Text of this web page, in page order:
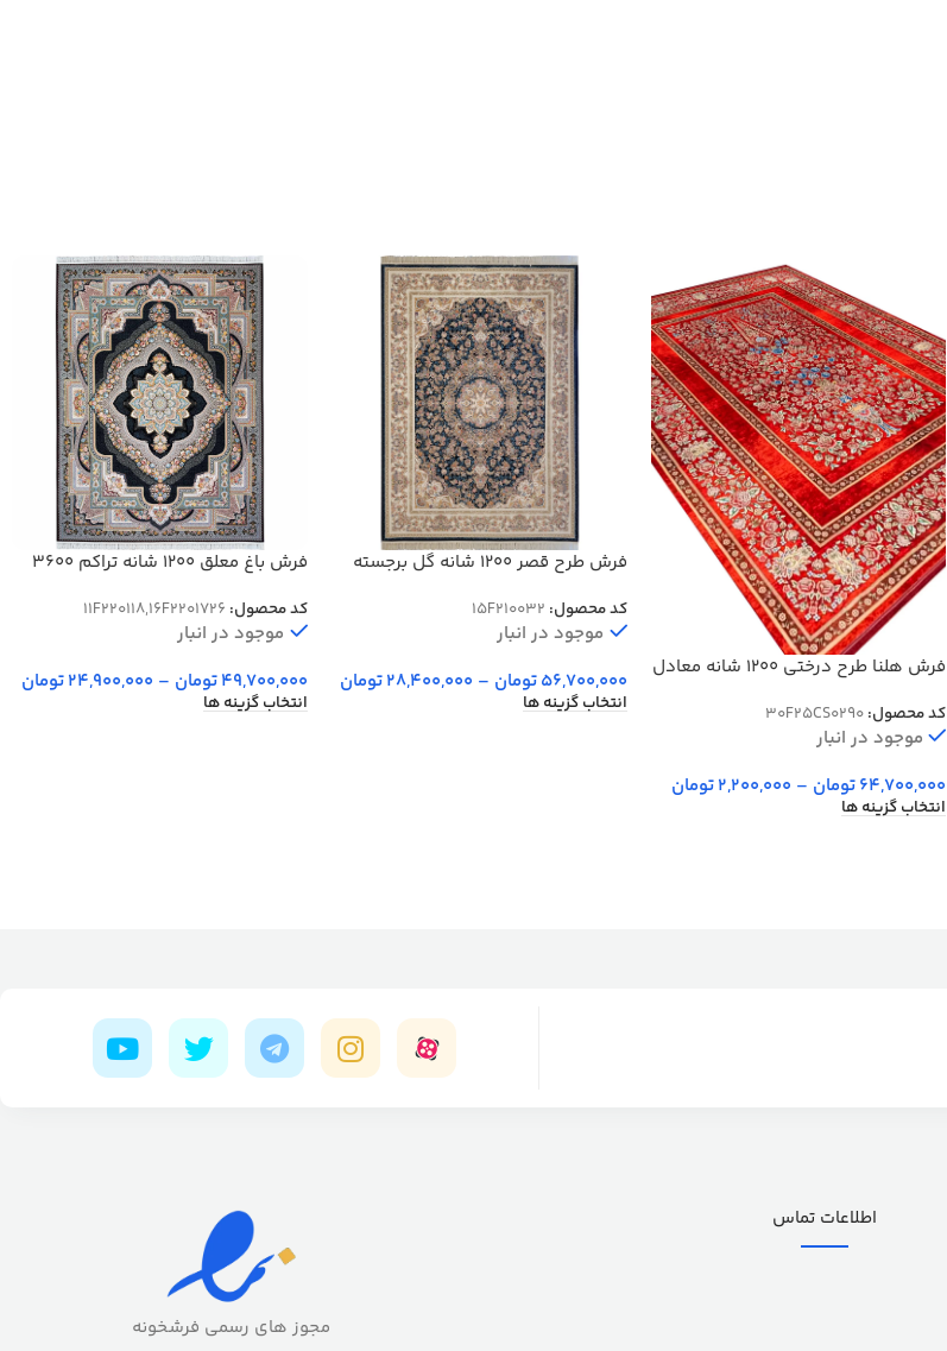
فرش هلنا طرح درختی 1200 شانه معادل
کد محصول:30F25CS0290
موجود در انبار
64,700,000تومان –
2,200,000تومان
انتخاب گزینه ها
فرش طرح قصر 1200 شانه گل برجسته
کد محصول: 15F210032
موجود در انبار
56,700,000تومان –
28,400,000تومان
انتخاب گزینه ها
فرش باغ معلق 1200 شانه تراکم 3600
کد محصول: 11F220118,16F2201726
موجود در انبار
49,700,000تومان –
24,900,000تومان
انتخاب گزینه ها
اطلاعات تماس
مجوز های رسمی فرشخونه